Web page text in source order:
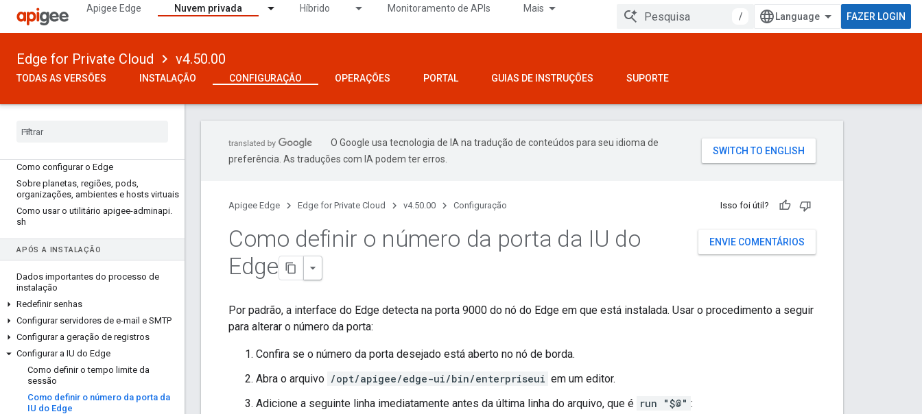
Apigee Edge Nuvem privada Híbrido Monitoramento de APIs Mais
/ FAZER LOGIN
Edge for Private Cloud v4.50.00
TODAS AS VERSÕES INSTALAÇÃO CONFIGURAÇÃO OPERAÇÕES PORTAL GUIAS DE INSTRUÇÕES SUPORTE
Como configurar o Edge
Sobre planetas, regiões, pods,
organizações, ambientes e hosts virtuais
Como usar o utilitário apigee-adminapi.
sh
APÓS A INSTALAÇÃO
Dados importantes do processo de
instalação
Redefinir senhas
Configurar servidores de e-mail e SMTP
Configurar a geração de registros
Configurar a IU do Edge
Como definir o tempo limite da
sessão
Como definir o número da porta da
IU do Edge
O Google usa tecnologia de IA na tradução de conteúdos para seu idioma de
preferência. As traduções com IA podem ter erros.
Apigee Edge Edge for Private Cloud v4.50.00 Configuração Isso foi útil?
ENVIE COMENTÁRIOS
Como definir o número da porta da IU do
Edge
Por padrão, a interface do Edge detecta na porta 9000 do nó do Edge em que está instalada. Usar o procedimento a seguir
para alterar o número da porta:
Confira se o número da porta desejado está aberto no nó de borda.
Abra o arquivo /opt/apigee/edge-ui/bin/enterpriseui em um editor.
Adicione a seguinte linha imediatamente antes da última linha do arquivo, que é run "$@" :